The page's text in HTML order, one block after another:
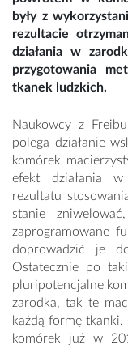
były z
rezultacie
działania w
przygotowania
tkanek ludzkich.
Naukowcy z
polega działanie
komórek
efekt działania
rezultatu
stanie
zaprogramowane
doprowadzić je
Ostatecznie po
pluripotencjalne
zarodka, tak te
każdą formę
komórek już w